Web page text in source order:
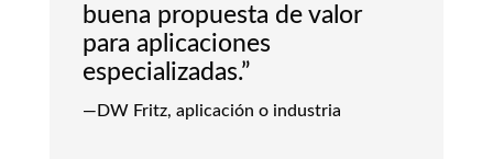
buena propuesta de valor
para aplicaciones
especializadas.”
—DW Fritz, aplicación o industria